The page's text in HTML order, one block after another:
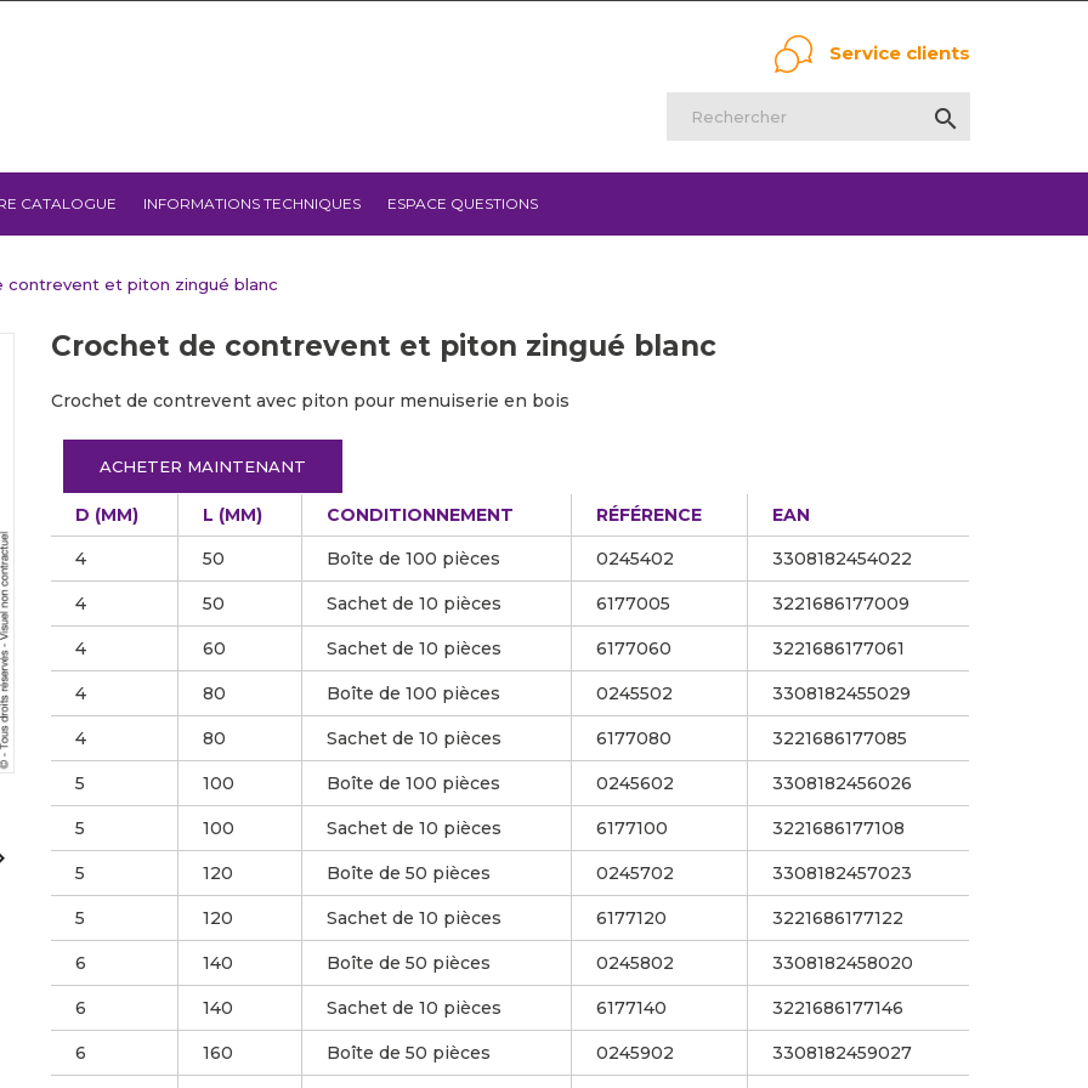
Service clients

CATALOGUE INFORMATIONS TECHNIQUES ESPACE QUESTIONS
contrevent et piton zingué blanc
Crochet de contrevent et piton zingué blanc
Crochet de contrevent avec piton pour menuiserie en bois
ACHETER MAINTENANT
D (MM) L (MM) CONDITIONNEMENT RÉFÉRENCE
EAN
4
50 Boîte de 100 pièces 0245402 3308182454022
4 50 Sachet de 10 pièces 6177005 3221686177009
4 60 Sachet de 10 pièces 6177060 3221686177061
4 80 Boîte de 100 pièces 0245502 3308182455029
4 80 Sachet de 10 pièces 6177080 3221686177085
5 100 Boîte de 100 pièces 0245602 3308182456026
5 100 Sachet de 10 pièces 6177100 3221686177108
5 120 Boîte de 50 pièces 0245702 3308182457023
5 120 Sachet de 10 pièces 6177120 3221686177122
6 140 Boîte de 50 pièces 0245802 3308182458020
6 140 Sachet de 10 pièces 6177140 3221686177146
6 160 Boîte de 50 pièces 0245902 3308182459027